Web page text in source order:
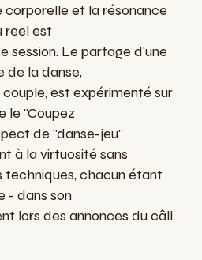
et la résonance
reel est
session. Le partage d'une
de la danse,
est expérimenté sur
le "Coupez
de "danse-jeu"
à la virtuosité sans
techniques, chacun étant
- dans son
lors des annonces du câll.